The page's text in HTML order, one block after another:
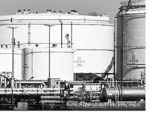
Фото: RONALD WITTEK/EPA/ТАСС